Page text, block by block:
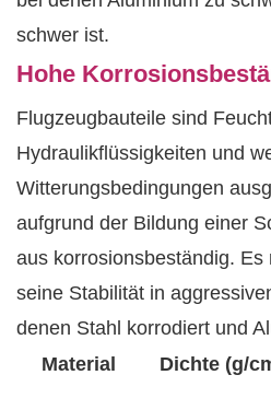
schwer ist.
Hohe
Flugzeugbauteile sind
Hydraulikflüssigkeiten und
Witterungsbedingungen
aufgrund der Bildung einer
aus korrosionsbeständig.
seine Stabilität in
denen Stahl korrodiert und
Material
Dichte (g/